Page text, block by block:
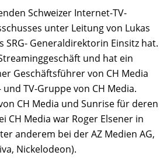
Schweizer Internet-TV-
unter Leitung von Lukas
SRG- Generaldirektorin Einsitz hat.
und hat ein
Geschäftsführer von CH Media
TV-Gruppe von CH Media.
CH Media und Sunrise für deren
CH Media war Roger Elsener in
anderem bei der AZ Medien AG,
Nickelodeon).